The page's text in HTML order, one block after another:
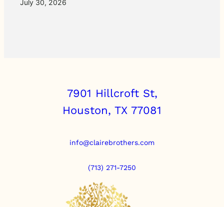
July 30, 2026
7901 Hillcroft St,
Houston, TX 77081
info@clairebrothers.com
(713) 271-7250